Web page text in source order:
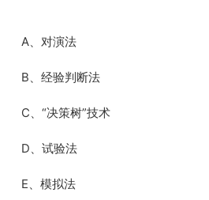
A、对演法
B、经验判断法
C、“决策树”技术
D、试验法
E、模拟法